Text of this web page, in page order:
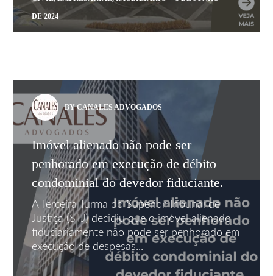
DE 2024
BY CANALES ADVOGADOS
Imóvel alienado não pode ser
penhorado em execução de débito
condominial do devedor fiduciante.
A Terceira Turma do Superior Tribunal de
Justiça (STJ) decidiu que o imóvel alienado
fiduciariamente não pode ser penhorado em
execução de despesas...